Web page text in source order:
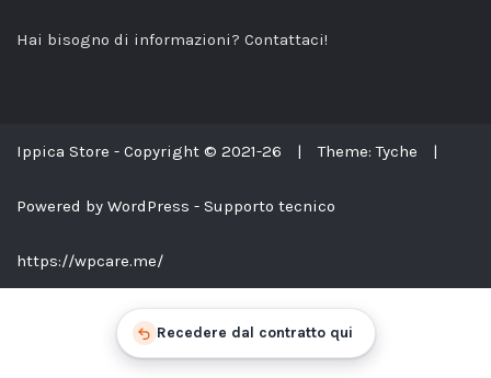
Hai bisogno di informazioni? Contattaci!
Ippica Store - Copyright © 2021-26 | Theme: Tyche |
Powered by WordPress - Supporto tecnico
https://wpcare.me/
Recedere dal contratto qui